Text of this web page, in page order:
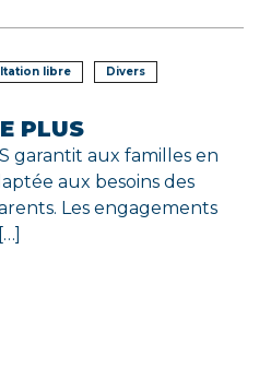
libre
Divers
PLUS
garantit aux familles en
aux besoins des
Les engagements